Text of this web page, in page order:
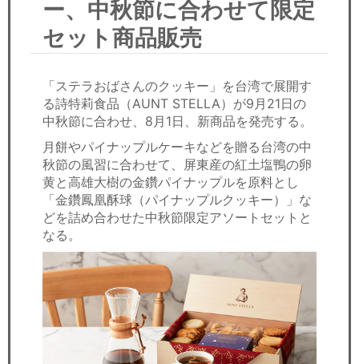
リサーチ
経済ニュース
ＩＴ
飲食店情報
ー、中秋節に合わせて限定
セット商品販売
「ステラおばさんのクッキー」を台湾で展開す
る詩特莉食品（AUNT STELLA）が9月21日の
中秋節に合わせ、8月1日、新商品を発売する。
月餅やパイナップルケーキなどを贈る台湾の中
秋節の風習に合わせて、屏東産の紅土塩鴨の卵
黄と高雄大樹の金鑽パイナップルを原料とし
「金鑽鳳凰酥球（パイナップルクッキー）」な
どを詰め合わせた中秋節限定アソートセットと
なる。